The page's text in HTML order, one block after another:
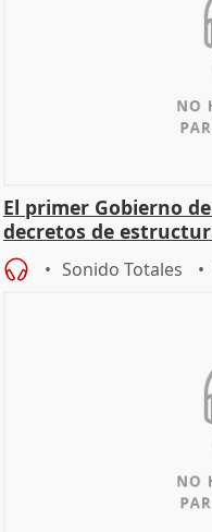
El primer Gobierno
decretos de
Sonido Totales